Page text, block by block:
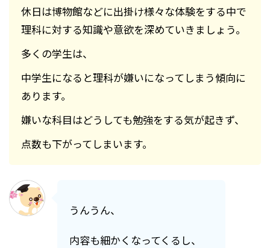
休日は博物館などに出掛け様々な体験をする中で
理科に対する知識や意欲を深めていきましょう。
多くの学生は、
中学生になると理科が嫌いになってしまう傾向に
あります。
嫌いな科目はどうしても勉強をする気が起きず、
点数も下がってしまいます。
うんうん、
内容も細かくなってくるし、